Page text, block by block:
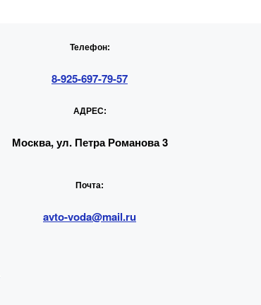
Телефон:
8-925-697-79-57
АДРЕС:
Москва, ул. Петра Романова 3
Почта:
avto-voda@mail.ru